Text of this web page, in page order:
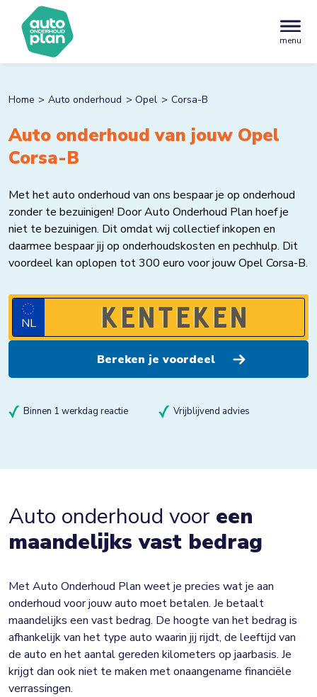
menu
Home Auto onderhoud Opel Corsa-B
Auto onderhoud van jouw Opel
Corsa-B
Met het auto onderhoud van ons bespaar je op onderhoud
zonder te bezuinigen! Door Auto Onderhoud Plan hoef je
niet te bezuinigen. Dit omdat wij collectief inkopen en
daarmee bespaar jij op onderhoudskosten en pechhulp. Dit
voordeel kan oplopen tot 300 euro voor jouw Opel Corsa-B.
NL
Binnen 1 werkdag reactie Vrijblijvend advies
Auto onderhoud voor een
maandelijks vast bedrag
Met Auto Onderhoud Plan weet je precies wat je aan
onderhoud voor jouw auto moet betalen. Je betaalt
maandelijks een vast bedrag. De hoogte van het bedrag is
afhankelijk van het type auto waarin jij rijdt, de leeftijd van
de auto en het aantal gereden kilometers op jaarbasis. Je
krijgt dan ook niet te maken met onaangename financiële
verrassingen.